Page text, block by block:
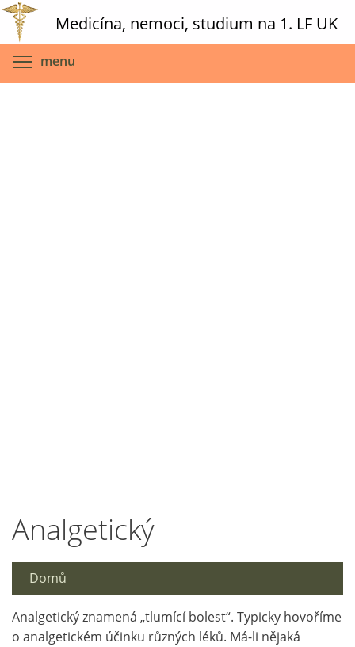
Skip
main
content
Medicína, nemoci, studium na 1. LF UK
menu
Analgetický
Domů
Analgetický znamená „tlumící bolest“. Typicky hovoříme
o analgetickém účinku různých léků. Má-li nějaká